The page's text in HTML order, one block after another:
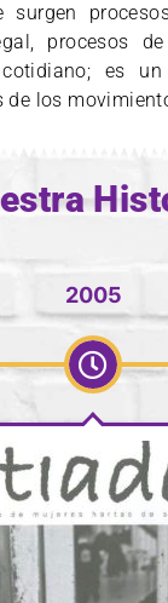
surgen
procesos
cotidiano; es
los
2005